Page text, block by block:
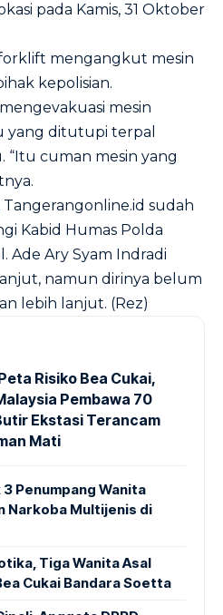
pada Kamis, 31 Oktober
mengangkut mesin
kepolisian.
mesin
yang ditutupi terpal
“Itu cuman mesin yang
sudah
Kabid Humas Polda
Ade Ary Syam Indradi
namun dirinya belum
lebih lanjut. (Rez)
Risiko Bea Cukai,
Pembawa 70
Ekstasi Terancam
Mati
Penumpang Wanita
Narkoba Multijenis di
Tiga Wanita Asal
Cukai Bandara Soetta